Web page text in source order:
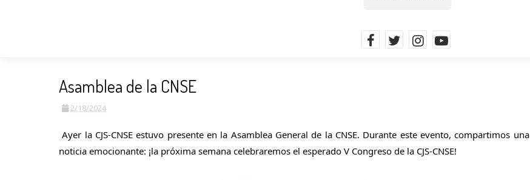
Asamblea de la CNSE
2/18/2024
Ayer la CJS-CNSE estuvo presente en la Asamblea General de la CNSE. Durante este evento, compartimos una
noticia emocionante: ¡la próxima semana celebraremos el esperado V Congreso de la CJS-CNSE!